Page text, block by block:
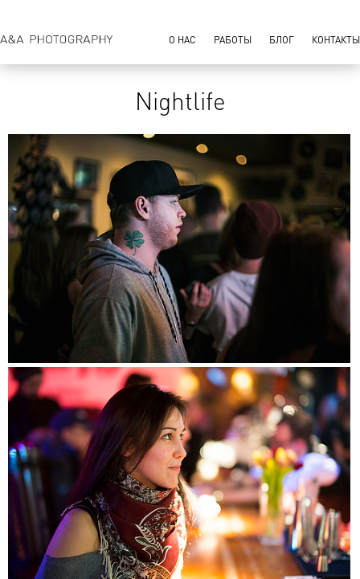
Nightlife
О НАС РАБОТЫ БЛОГ КОНТАКТЫ